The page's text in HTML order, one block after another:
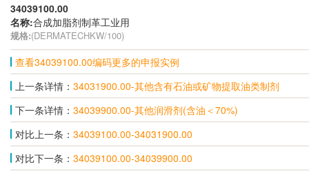
34039100.00
名称:合成加脂剂制革工业用
规格:(DERMATECHKW/100)
查看34039100.00编码更多的申报实例
上一条详情： 34031900.00-其他含有石油或矿物提取油类制剂
下一条详情： 34039900.00-其他润滑剂(含油＜70%)
对比上一条： 34039100.00-34031900.00
对比下一条： 34039100.00-34039900.00